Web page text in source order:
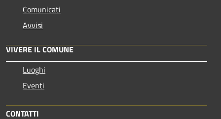
Comunicati
Avvisi
VIVERE IL COMUNE
Luoghi
Eventi
CONTATTI